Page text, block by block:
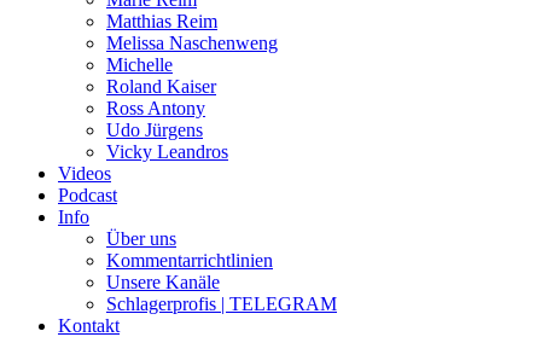
Matthias Reim
Melissa Naschenweng
Michelle
Roland Kaiser
Ross Antony
Udo Jürgens
Vicky Leandros
Videos
Podcast
Info
Über uns
Kommentarrichtlinien
Unsere Kanäle
Schlagerprofis | TELEGRAM
Kontakt